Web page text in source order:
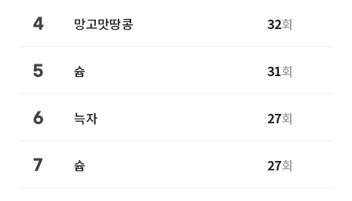
4 망고맛땅콩 32회
5 슙 31회
6 늑자 27회
7 슙 27회